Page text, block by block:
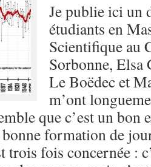
Je publie ici un
étudiants en
Scientifique au
Sorbonne, Elsa
Le Boëdec et
m’ont
que c’est un bon
formation de
trois fois concernée :